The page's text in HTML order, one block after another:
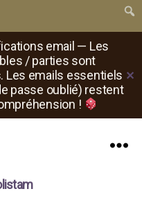
email — Les
/ parties sont
Les emails essentiels
passe oublié) restent
!
✕